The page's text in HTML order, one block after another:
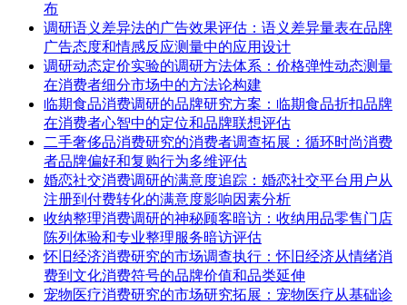
布
调研语义差异法的广告效果评估：语义差异量表在品牌
广告态度和情感反应测量中的应用设计
调研动态定价实验的调研方法体系：价格弹性动态测量
在消费者细分市场中的方法论构建
临期食品消费调研的品牌研究方案：临期食品折扣品牌
在消费者心智中的定位和品牌联想评估
二手奢侈品消费研究的消费者调查拓展：循环时尚消费
者品牌偏好和复购行为多维评估
婚恋社交消费调研的满意度追踪：婚恋社交平台用户从
注册到付费转化的满意度影响因素分析
收纳整理消费调研的神秘顾客暗访：收纳用品零售门店
陈列体验和专业整理服务暗访评估
怀旧经济消费研究的市场调查执行：怀旧经济从情绪消
费到文化消费符号的品牌价值和品类延伸
宠物医疗消费研究的市场研究拓展：宠物医疗从基础诊